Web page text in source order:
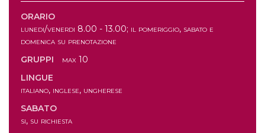
ORARIO
lunedi/venerdi 8.00 - 13.00; il pomeriggio, sabato e
domenica su prenotazione
GRUPPI
max 10
LINGUE
italiano, inglese, ungherese
SABATO
si, su richiesta